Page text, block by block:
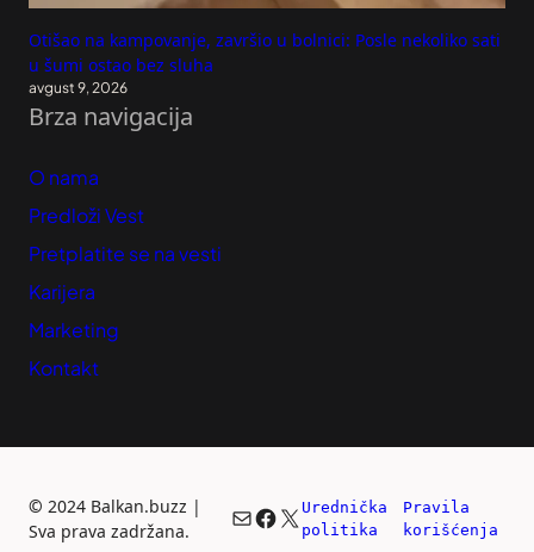
Otišao na kampovanje, završio u bolnici: Posle nekoliko sati
u šumi ostao bez sluha
avgust 9, 2026
Brza navigacija
O nama
Predloži Vest
Pretplatite se na vesti
Karijera
Marketing
Kontakt
© 2024 Balkan.buzz |
Sva prava zadržana.
Mail
Facebook
X Urednička
politika
Pravila
korišćenja